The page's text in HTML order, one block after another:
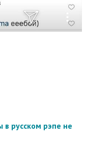
в русском рэпе не